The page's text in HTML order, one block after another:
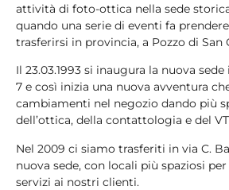
attività di foto-ottica nella sede
quando una serie di eventi fa
trasferirsi in provincia, a Pozzo di San
Il 23.03.1993 si inaugura la nuova
7 e così inizia una nuova avventura
cambiamenti nel negozio dando più
dell’ottica, della contattologia e del
Nel 2009 ci siamo trasferiti in via C.
nuova sede, con locali più spaziosi
servizi ai nostri clienti.